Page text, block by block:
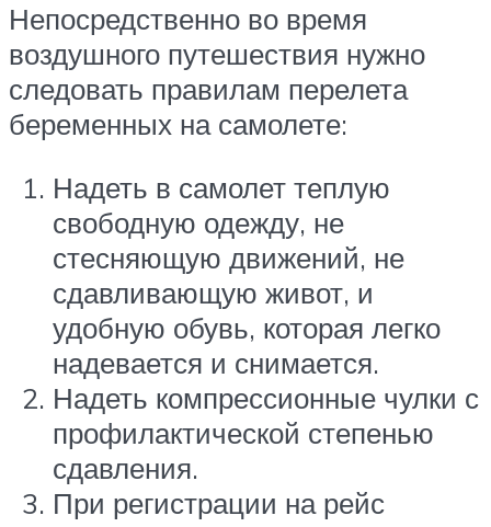
Непосредственно во время
воздушного путешествия нужно
следовать правилам перелета
беременных на самолете:
Надеть в самолет теплую
свободную одежду, не
стесняющую движений, не
сдавливающую живот, и
удобную обувь, которая легко
надевается и снимается.
Надеть компрессионные чулки с
профилактической степенью
сдавления.
При регистрации на рейс